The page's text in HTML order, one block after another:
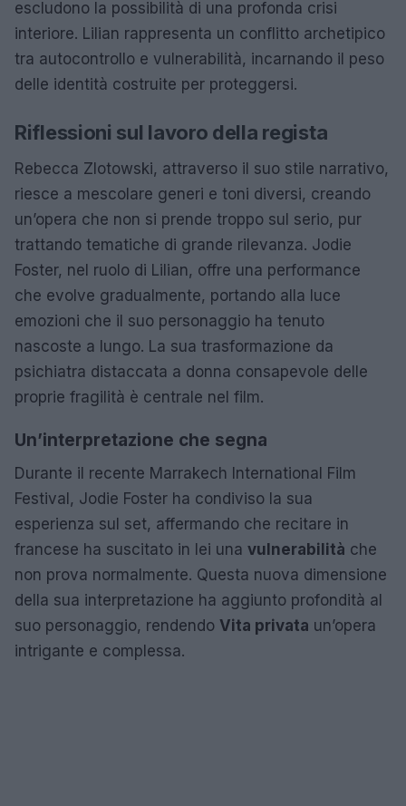
escludono la possibilità di una profonda crisi
interiore. Lilian rappresenta un conflitto archetipico
tra autocontrollo e vulnerabilità, incarnando il peso
delle identità costruite per proteggersi.
Riflessioni sul lavoro della regista
Rebecca Zlotowski, attraverso il suo stile narrativo,
riesce a mescolare generi e toni diversi, creando
un’opera che non si prende troppo sul serio, pur
trattando tematiche di grande rilevanza. Jodie
Foster, nel ruolo di Lilian, offre una performance
che evolve gradualmente, portando alla luce
emozioni che il suo personaggio ha tenuto
nascoste a lungo. La sua trasformazione da
psichiatra distaccata a donna consapevole delle
proprie fragilità è centrale nel film.
Un’interpretazione che segna
Durante il recente Marrakech International Film
Festival, Jodie Foster ha condiviso la sua
esperienza sul set, affermando che recitare in
francese ha suscitato in lei una vulnerabilità che
non prova normalmente. Questa nuova dimensione
della sua interpretazione ha aggiunto profondità al
suo personaggio, rendendo Vita privata un’opera
intrigante e complessa.